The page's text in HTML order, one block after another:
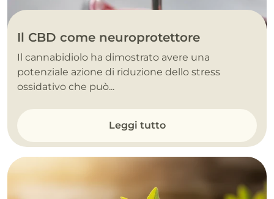
Il CBD come neuroprotettore
Il cannabidiolo ha dimostrato avere una
potenziale azione di riduzione dello stress
ossidativo che può...
Leggi tutto